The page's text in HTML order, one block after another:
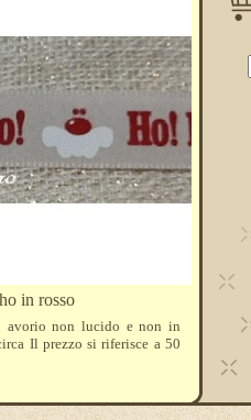
in rosso
avorio non lucido e non in
Il prezzo si riferisce a 50